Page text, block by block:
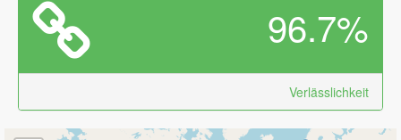
96.7%
Verlässlichkeit